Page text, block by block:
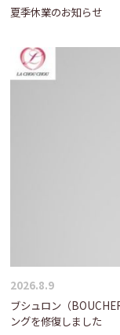
夏季休業のお知らせ
2026.8.9
ブシュロン（
ングを修復しました